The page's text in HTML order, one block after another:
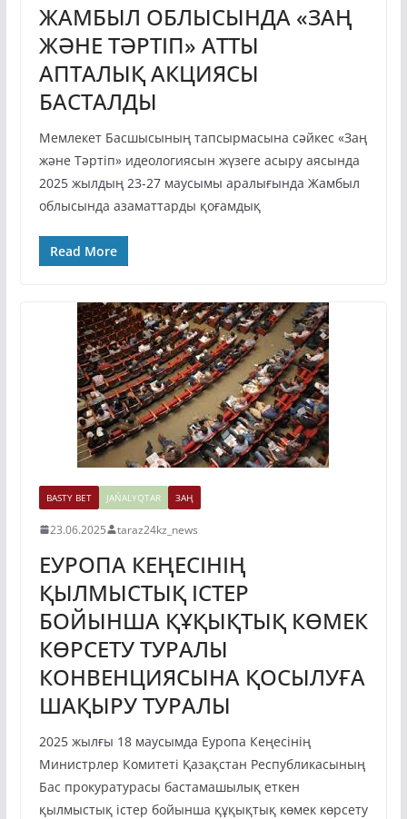
ЖАМБЫЛ ОБЛЫСЫНДА «ЗАҢ
ЖӘНЕ ТӘРТІП» АТТЫ
АПТАЛЫҚ АКЦИЯСЫ
БАСТАЛДЫ
Мемлекет Басшысының тапсырмасына сәйкес «Заң
және Тәртіп» идеологиясын жүзеге асыру аясында
2025 жылдың 23-27 маусымы аралығында Жамбыл
облысында азаматтарды қоғамдық
Read More
BASTY BET JAŃALYQTAR ЗАҢ
23.06.2025 taraz24kz_news
ЕУРОПА КЕҢЕСІНІҢ
ҚЫЛМЫСТЫҚ ІСТЕР
БОЙЫНША ҚҰҚЫҚТЫҚ КӨМЕК
КӨРСЕТУ ТУРАЛЫ
КОНВЕНЦИЯСЫНА ҚОСЫЛУҒА
ШАҚЫРУ ТУРАЛЫ
2025 жылғы 18 маусымда Еуропа Кеңесінің
Министрлер Комитеті Қазақстан Республикасының
Бас прокуратурасы бастамашылық еткен
қылмыстық істер бойынша құқықтық көмек көрсету